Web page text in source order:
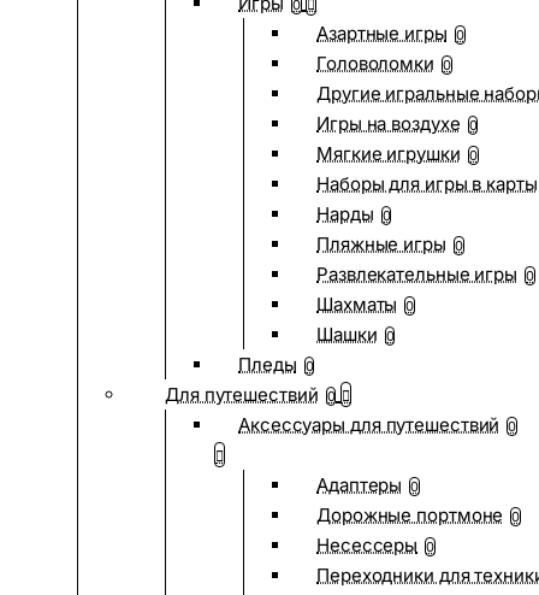
0
Азартные игры 0
Головоломки 0
Другие игральные
Игры на воздухе 0
Мягкие игрушки 0
Наборы для игры в карты
Нарды 0
Пляжные игры 0
Развлекательные игры 0
Шахматы 0
Шашки 0
Пледы 0
Для путешествий 0
Аксессуары для путешествий 0
Адаптеры 0
Дорожные портмоне 0
Несессеры 0
Переходники для